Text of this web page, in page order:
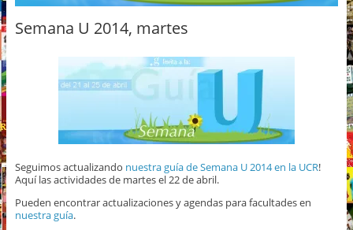
Semana U 2014, martes
Seguimos actualizando nuestra guía de Semana U 2014 en la UCR!
Aquí las actividades de martes el 22 de abril.
Pueden encontrar actualizaciones y agendas para facultades en
nuestra guía.